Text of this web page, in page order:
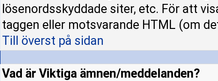
lösenordsskyddade siter, etc. För att
taggen eller motsvarande HTML (om
Till överst på sidan
Vad är Viktiga ämnen/meddelanden?